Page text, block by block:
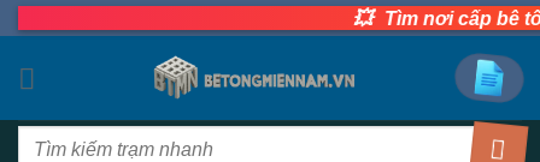
nội
💥 Tìm nơi cấp bê tông
Tìm